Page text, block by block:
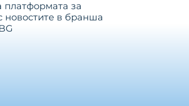
платформата за
новостите в бранша